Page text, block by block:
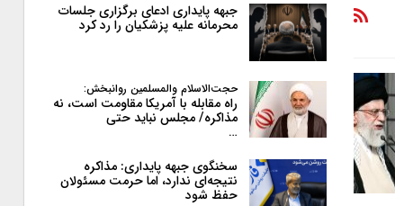
جبهه پایداری ادعای برگزاری جلسات
محرمانه علیه پزشکیان را رد کرد
حجت‌الاسلام والمسلمین روانبخش:
راه مقابله با آمریکا مقاومت است، نه
مذاکره/ مجلس نباید حتی
…
سخنگوی جبهه پایداری: مذاکره
نتیجه‌ای ندارد، اما حرمت مسئولان
حفظ شود